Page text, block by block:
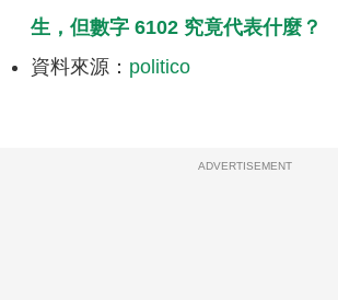
生，但數字 6102 究竟代表什麼？
資料來源： politico
ADVERTISEMENT